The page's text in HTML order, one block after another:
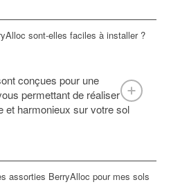
sont-elles faciles à installer ?
conçues pour une
permettant de réaliser
et harmonieux sur votre sol
assorties BerryAlloc pour mes sols